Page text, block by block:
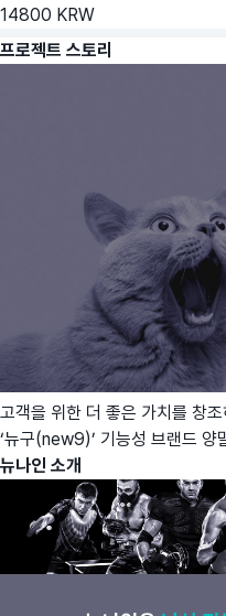
14800 KRW
프로젝트 스토리
고객을 위한 더 좋은 가치를 창
‘뉴구(new9)’ 기능성 브랜드 양
뉴나인 소개